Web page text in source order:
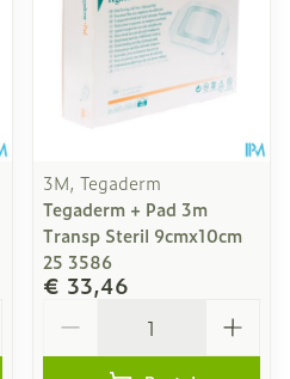
3M, Tegaderm
Tegaderm + Pad 3m
Transp Steril 9cmx10cm
25 3586
€ 33,46